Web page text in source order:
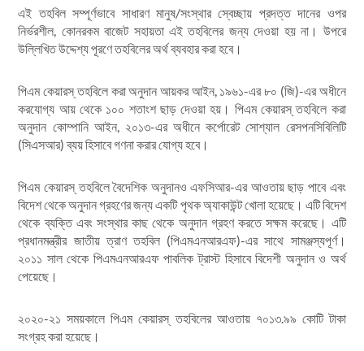
এই তহবিল সম্পূর্ণভাবে সাধারণ মানুষ/সংস্থার স্বেচ্ছায় প্রদত্ত দানের ওপর
নির্ভরশীল, কোনরকম বাজেট সহায়তা এই তহবিলের জন্য দেওয়া হয় না। উপরে
উল্লিখিত উদ্দেশ্য পূরণে তহবিলের অর্থ ব্যবহার করা হবে।
পিএম কেয়ারস্‌ তহবিলে করা অনুদান আয়কর আইন, ১৯৬১-এর ৮০ (জি)-এর অধীনে
করযোগ্য আয় থেকে ১০০ শতাংশ ছাড় দেওয়া হয়। পিএম কেয়ারস্‌ তহবিলে করা
অনুদান কোম্পানি আইন, ২০১৩-এর অধীনে কর্পোরেট সোশ্যাল রেসপনসিবিলিটি
(সিএসআর) ব্যয় হিসাবে গণনা করার যোগ্য হবে।
পিএম কেয়ারস্‌ তহবিলে বৈদেশিক অনুদানও এফসিআর-এর আওতায় ছাড় পাবে এবং
বিদেশ থেকে অনুদান গ্রহণের জন্য একটি পৃথক অ্যাকাউন্ট খোলা হয়েছে। এটি বিদেশ
থেকে ব্যক্তি এবং সংস্থার কাছ থেকে অনুদান গ্রহণ করতে সক্ষম করেছে। এটি
প্রধানমন্ত্রীর জাতীয় ত্রাণ তহবিল (পিএমএনআরএফ)-এর সাথে সামঞ্জস্যপূর্ণ।
২০১১ সাল থেকে পিএমএনআরএফ পাবলিক ট্রাস্ট হিসাবে বিদেশী অনুদান ও অর্থ
পেয়েছে।
২০২০-২১ সময়কালে পিএম কেয়ারস্‌ তহবিলের আওতায় ৭০১৩.৯৯ কোটি টাকা
সংগ্রহ করা হয়েছে।